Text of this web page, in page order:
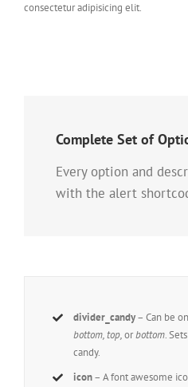
consectetur adipisicing elit.
Complete Set of
Every option and
with the alert
divider_candy– Can be
bottom, top,orbottom.
candy.
icon– A font awesome